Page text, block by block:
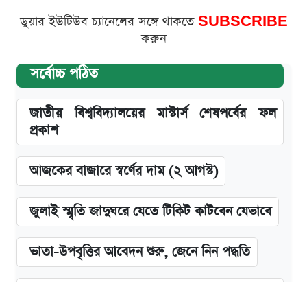
ডুয়ার ইউটিউব চ্যানেলের সঙ্গে থাকতে SUBSCRIBE
করুন
সর্বোচ্চ পঠিত
জাতীয় বিশ্ববিদ্যালয়ের মাস্টার্স শেষপর্বের ফল
প্রকাশ
আজকের বাজারে স্বর্ণের দাম (২ আগস্ট)
জুলাই স্মৃতি জাদুঘরে যেতে টিকিট কাটবেন যেভাবে
ভাতা-উপবৃত্তির আবেদন শুরু, জেনে নিন পদ্ধতি